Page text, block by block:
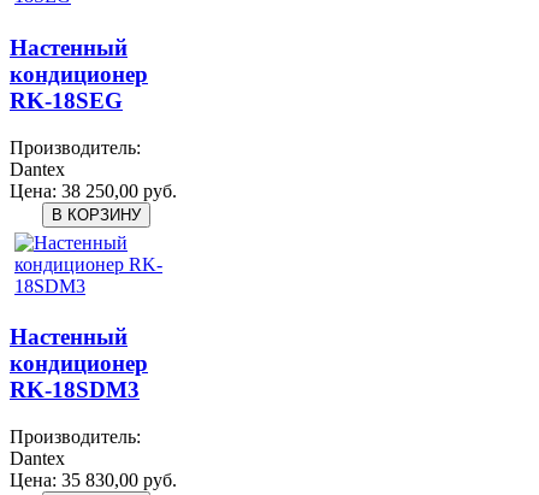
Настенный
кондиционер
RK-18SEG
Производитель:
Dantex
Цена: 38 250,00 руб.
Настенный
кондиционер
RK-18SDM3
Производитель:
Dantex
Цена: 35 830,00 руб.